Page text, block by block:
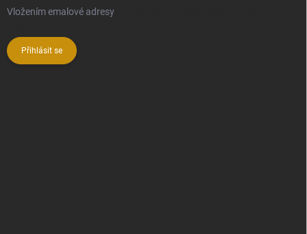
Vložením emalové adresy
Přihlásit se